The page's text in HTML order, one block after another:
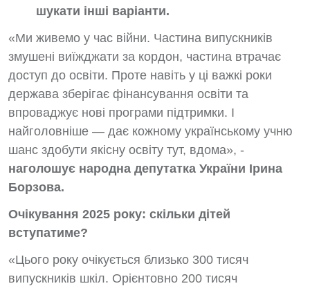
шукати інші варіанти.
«Ми живемо у час війни. Частина випускників
змушені виїжджати за кордон, частина втрачає
доступ до освіти. Проте навіть у ці важкі роки
держава зберігає фінансування освіти та
впроваджує нові програми підтримки. І
найголовніше — дає кожному українському учню
шанс здобути якісну освіту тут, вдома», -
наголошує народна депутатка України Ірина
Борзова.
Очікування 2025 року: скільки дітей
вступатиме?
«Цього року очікується близько 300 тисяч
випускників шкіл. Орієнтовно 200 тисяч